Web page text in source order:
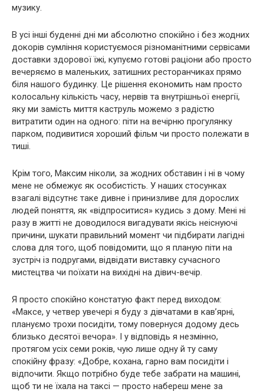
музику.
В усі інші буденні дні ми абсолютно спокійно і без жодних
докорів сумління користуємося різноманітними сервісами
доставки здорової їжі, купуємо готові раціони або просто
вечеряємо в маленьких, затишних ресторанчиках прямо
біля нашого будинку. Це рішення економить нам просто
колосальну кількість часу, нервів та внутрішньої енергії,
яку ми замість миття каструль можемо з радістю
витратити один на одного: піти на вечірню прогулянку
парком, подивитися хороший фільм чи просто полежати в
тиші.
Крім того, Максим ніколи, за жодних обставин і ні в чому
мене не обмежує як особистість. У наших стосунках
взагалі відсутнє таке дивне і принизливе для дорослих
людей поняття, як «відпроситися» кудись з дому. Мені ні
разу в житті не доводилося вигадувати якісь неіснуючі
причини, шукати правильний момент чи підбирати лагідні
слова для того, щоб повідомити, що я планую піти на
зустріч із подругами, відвідати виставку сучасного
мистецтва чи поїхати на вихідні на дівич-вечір.
Я просто спокійно констатую факт перед виходом:
«Максе, у четвер увечері я буду з дівчатами в кав’ярні,
плануємо трохи посидіти, тому повернуся додому десь
близько десятої вечора». І у відповідь я незмінно,
протягом усіх семи років, чую лише одну й ту саму
спокійну фразу: «Добре, кохана, гарно вам посидіти і
відпочити. Якщо потрібно буде тебе забрати на машині,
щоб ти не їхала на таксі — просто набереш мене за